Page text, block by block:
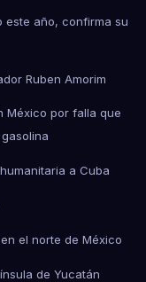
este año, confirma su
Ruben Amorim
México por falla que
a Cuba
el norte de México
de Yucatán